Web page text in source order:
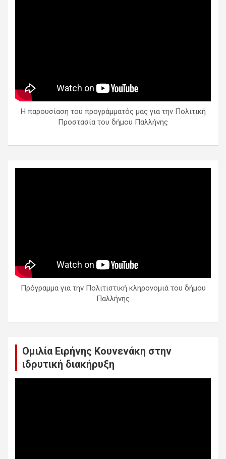
Η παρουσίαση του προγράμματός μας για την Πολιτική
Προστασία του δήμου Παλλήνης
Πρόγραμμα για την Πολιτιστική κληρονομιά του δήμου
Παλλήνης
Ομιλία Ειρήνης Κουνενάκη στην
ιδρυτική διακήρυξη